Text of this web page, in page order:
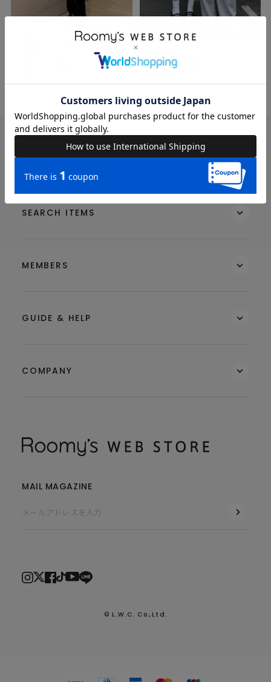
BRAND
SEARCH ITEMS
MEMBERS
GUIDE & HELP
COMPANY
MAIL MAGAZINE
© L.W.C. Co.,Ltd.